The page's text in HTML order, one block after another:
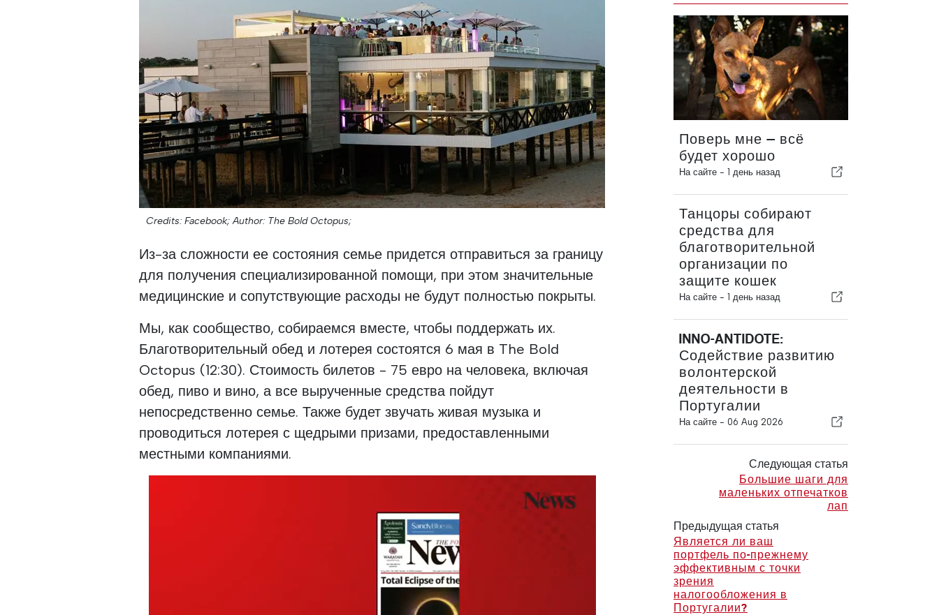
Credits: Facebook; Author: The Bold Octopus;
Из-за сложности ее состояния семье придется отправиться за границу
для получения специализированной помощи, при этом значительные
медицинские и сопутствующие расходы не будут полностью покрыты.
Мы, как сообщество, собираемся вместе, чтобы поддержать их.
Благотворительный обед и лотерея состоятся 6 мая в The Bold
Octopus (12:30). Стоимость билетов - 75 евро на человека, включая
обед, пиво и вино, а все вырученные средства пойдут
непосредственно семье. Также будет звучать живая музыка и
проводиться лотерея с щедрыми призами, предоставленными
местными компаниями.
Поверь мне — всё
будет хорошо
На сайте - 1 день назад
Танцоры собирают
средства для
благотворительной
организации по
защите кошек
На сайте - 1 день назад
INNO-ANTIDOTE:
Содействие развитию
волонтерской
деятельности в
Португалии
На сайте - 06 Aug 2026
Следующая статья
Большие шаги для
маленьких отпечатков
лап
Предыдущая статья
Является ли ваш
портфель по-прежнему
эффективным с точки
зрения
налогообложения в
Португалии?